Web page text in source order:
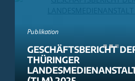
Publikation
GESCHÄFTSBERICHT
THÜRINGER